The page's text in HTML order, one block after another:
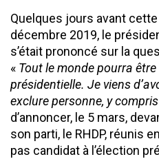
Quelques jours avant
décembre 2019, le
s’était prononcé sur la
« Tout le monde pourra
présidentielle. Je viens
exclure personne, y
d’annoncer, le 5 mars,
son parti, le RHDP, réunis
pas candidat à l’élection